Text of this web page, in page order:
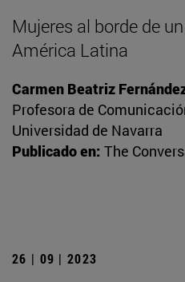
Mujeres al borde de
América Latina
Carmen Beatriz
Profesora de
Universidad de Navarra
Publicado en: The
26 | 09 | 2023